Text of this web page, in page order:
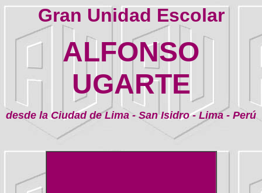
Gran Unidad Escolar
ALFONSO
UGARTE
desde la Ciudad de Lima - San Isidro - Lima - Perú